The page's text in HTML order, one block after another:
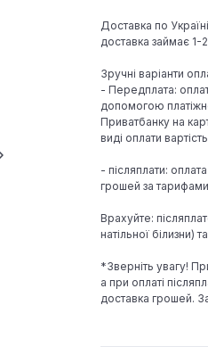
Доставка по
доставка займає 1-2
Зручні варіанти
- Передплата:
допомогою
Приватбанку на
виді оплати
- післяплати:
грошей за
Врахуйте:
натільної білизни)
*Зверніть увагу!
а при оплаті
доставка грошей.